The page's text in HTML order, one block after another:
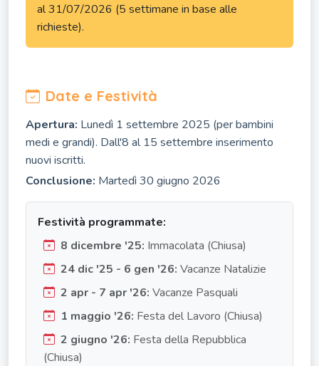
al 31/07/2026 (5 settimane in base alle
richieste).
Date e Festività
Apertura: Lunedì 1 settembre 2025 (per bambini
medi e grandi). Dall'8 al 15 settembre inserimento
nuovi iscritti.
Conclusione: Martedì 30 giugno 2026
Festività programmate:
8 dicembre '25: Immacolata (Chiusa)
24 dic '25 - 6 gen '26: Vacanze Natalizie
2 apr - 7 apr '26: Vacanze Pasquali
1 maggio '26: Festa del Lavoro (Chiusa)
2 giugno '26: Festa della Repubblica
(Chiusa)